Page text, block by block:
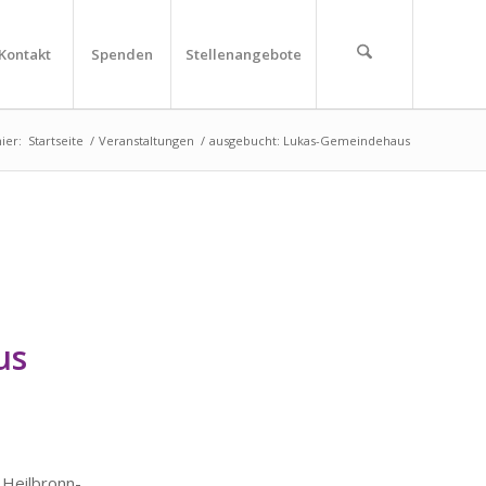
Kontakt Spenden Stellenangebote
Startseite / Veranstaltungen / ausgebucht: Lukas-Gemeindehaus